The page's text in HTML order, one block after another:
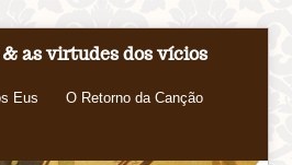
as virtudes dos vícios
Eus O Retorno da Canção